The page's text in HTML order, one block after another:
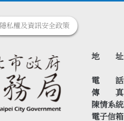
隱私權及資訊安全政策
地 址
電 話
傳 真
陳情系統
電子信箱